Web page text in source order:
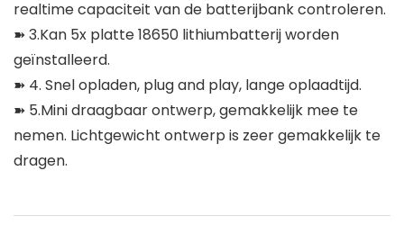
realtime capaciteit van de batterijbank controleren.
➽ 3.Kan 5x platte 18650 lithiumbatterij worden
geïnstalleerd.
➽ 4. Snel opladen, plug and play, lange oplaadtijd.
➽ 5.Mini draagbaar ontwerp, gemakkelijk mee te
nemen. Lichtgewicht ontwerp is zeer gemakkelijk te
dragen.